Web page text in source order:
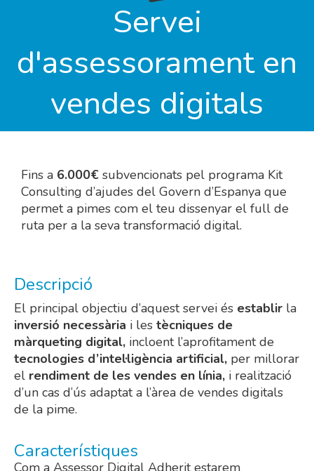
Servei
d'assessorament en
vendes digitals
Fins a 6.000€ subvencionats pel programa Kit
Consulting d’ajudes del Govern d’Espanya que
permet a pimes com el teu dissenyar el full de
ruta per a la seva transformació digital.
Descripció
El principal objectiu d’aquest servei és establir la
inversió necessària i les tècniques de
màrqueting digital, incloent l’aprofitament de
tecnologies d’intel·ligència artificial, per millorar
el rendiment de les vendes en línia, i realització
d’un cas d’ús adaptat a l’àrea de vendes digitals
de la pime.
Característiques
Com a Assessor Digital Adherit estarem